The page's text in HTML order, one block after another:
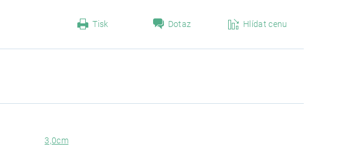
Tisk Dotaz Hlídat cenu
3,0cm